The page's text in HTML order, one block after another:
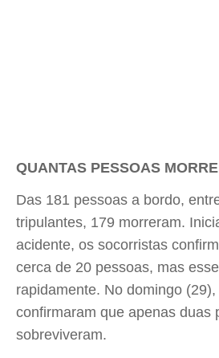
QUANTAS PESSOAS
Das 181 pessoas a bordo,
tripulantes, 179 morreram.
acidente, os socorristas
cerca de 20 pessoas, mas
rapidamente. No domingo
confirmaram que apenas duas
sobreviveram.